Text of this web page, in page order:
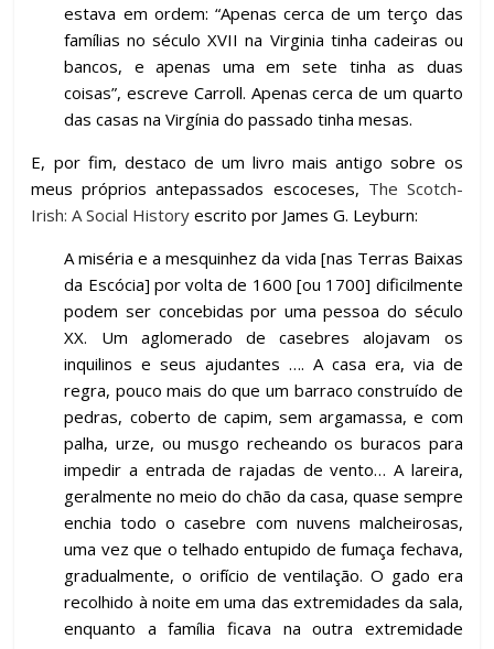
estava em ordem: “Apenas cerca de um terço das
famílias no século XVII na Virginia tinha cadeiras ou
bancos, e apenas uma em sete tinha as duas
coisas”, escreve Carroll. Apenas cerca de um quarto
das casas na Virgínia do passado tinha mesas.
E, por fim, destaco de um livro mais antigo sobre os
meus próprios antepassados escoceses, The Scotch-
Irish: A Social History escrito por James G. Leyburn:
A miséria e a mesquinhez da vida [nas Terras Baixas
da Escócia] por volta de 1600 [ou 1700] dificilmente
podem ser concebidas por uma pessoa do século
XX. Um aglomerado de casebres alojavam os
inquilinos e seus ajudantes …. A casa era, via de
regra, pouco mais do que um barraco construído de
pedras, coberto de capim, sem argamassa, e com
palha, urze, ou musgo recheando os buracos para
impedir a entrada de rajadas de vento… A lareira,
geralmente no meio do chão da casa, quase sempre
enchia todo o casebre com nuvens malcheirosas,
uma vez que o telhado entupido de fumaça fechava,
gradualmente, o orifício de ventilação. O gado era
recolhido à noite em uma das extremidades da sala,
enquanto a família ficava na outra extremidade